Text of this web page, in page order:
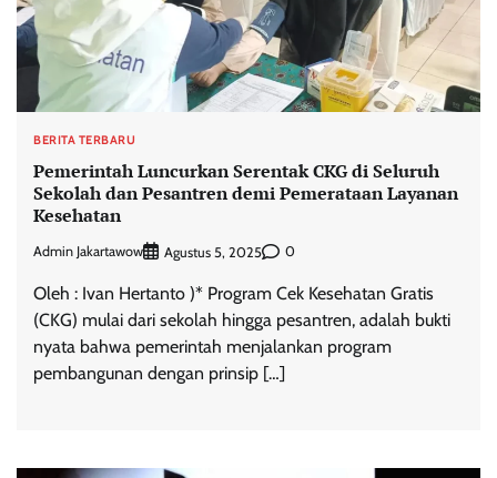
BERITA TERBARU
Pemerintah Luncurkan Serentak CKG di Seluruh
Sekolah dan Pesantren demi Pemerataan Layanan
Kesehatan
Admin Jakartawow Agustus 5, 2025 0
Oleh : Ivan Hertanto )* Program Cek Kesehatan Gratis
(CKG) mulai dari sekolah hingga pesantren, adalah bukti
nyata bahwa pemerintah menjalankan program
pembangunan dengan prinsip […]